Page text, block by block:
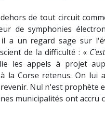
de tout circuit
de symphonies
a un regard sage sur
de la difficulté : «
les appels à projet
la Corse retenus. On lui
Nul n'est prophète
municipalités ont accru